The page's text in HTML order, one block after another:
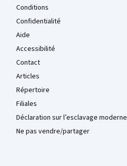
Conditions
Confidentialité
Aide
Accessibilité
Contact
Articles
Répertoire
Filiales
Déclaration sur l’esclavage moderne
Ne pas vendre/partager